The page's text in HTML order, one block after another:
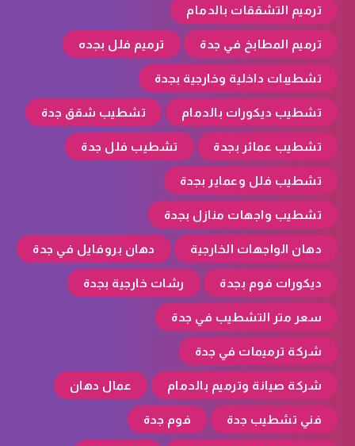
ترميم التشققات بالدمام
ترميم المطابخ في جدة ترميم فلل بجده
تشطيبات داخلية وخارجية بجدة
تشطيب ديكورات بالدمام تشطيب شقق جدة
تشطيب عمائر بجدة تشطيب فلل جدة
تشطيب فلل وعماير بجدة
تشطيب واجهات منازل بجدة
دهان الواجهات الخارجية دهان بروفايل في جدة
ديكورات فوم بجدة رشات خارجية بجدة
سعر متر التشطيب في جدة
شركة ترميمات في جدة
شركة صيانة وترميم بالدمام عمال دهان
فني تشطيب جدة فوم جدة